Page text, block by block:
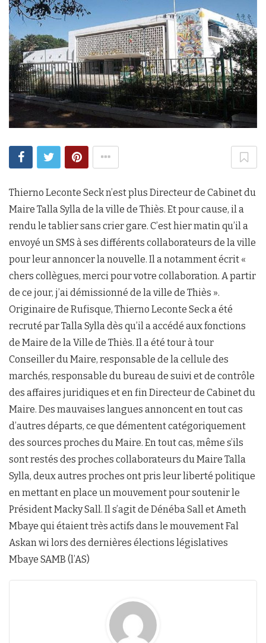
Thierno Leconte Seck n’est plus Directeur de Cabinet du
Maire Talla Sylla de la ville de Thiès. Et pour cause, il a
rendu le tablier sans crier gare. C’est hier matin qu’il a
envoyé un SMS à ses différents collaborateurs de la ville
pour leur annoncer la nouvelle. Il a notamment écrit «
chers collègues, merci pour votre collaboration. A partir
de ce jour, j’ai démissionné de la ville de Thiès ».
Originaire de Rufisque, Thierno Leconte Seck a été
recruté par Talla Sylla dès qu’il a accédé aux fonctions
de Maire de la Ville de Thiès. Il a été tour à tour
Conseiller du Maire, responsable de la cellule des
marchés, responsable du bureau de suivi et de contrôle
des affaires juridiques et en fin Directeur de Cabinet du
Maire. Des mauvaises langues annoncent en tout cas
d’autres départs, ce que démentent catégoriquement
des sources proches du Maire. En tout cas, même s’ils
sont restés des proches collaborateurs du Maire Talla
Sylla, deux autres proches ont pris leur liberté politique
en mettant en place un mouvement pour soutenir le
Président Macky Sall. Il s’agit de Dénéba Sall et Ameth
Mbaye qui étaient très actifs dans le mouvement Fal
Askan wi lors des dernières élections législatives
Mbaye SAMB (l’AS)